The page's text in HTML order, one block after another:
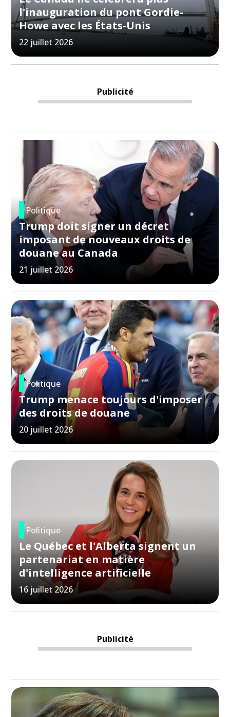
l'inauguration du pont Gordie-
Howe avec les États-Unis
22 juillet 2026
Publicité
Politique
Trump doit signer un décret
imposant de nouveaux droits de
douane au Canada
21 juillet 2026
Politique
Trump menace toujours d'imposer
des droits de douane
20 juillet 2026
Politique
Le Québec et l'Alberta signent un
partenariat en matière
d'intelligence artificielle
16 juillet 2026
Publicité